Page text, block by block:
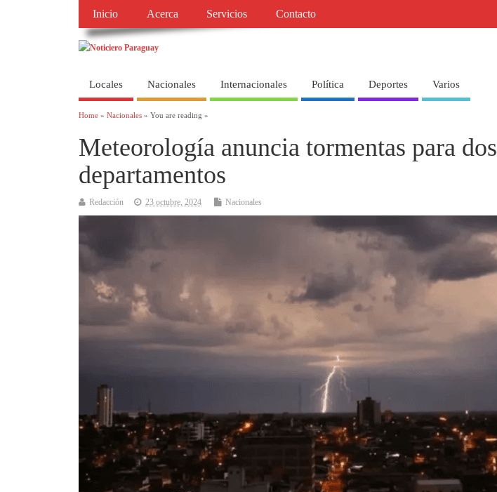
Inicio Acerca Servicios Contacto
Locales Nacionales Internacionales Política Deportes Varios
Home » Nacionales » You are reading »
Meteorología anuncia tormentas para dos
departamentos
Redacción 23 octubre, 2024 Nacionales